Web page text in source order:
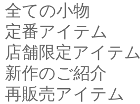
全ての小物
定番アイテム
店舗限定アイテム
新作のご紹介
再販売アイテム